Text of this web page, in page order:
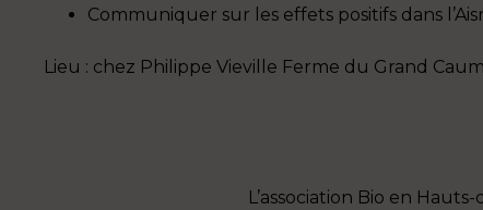
Communiquer sur les effets positifs dans
Lieu : chez Philippe Vieville Ferme du Grand
L’association Bio en